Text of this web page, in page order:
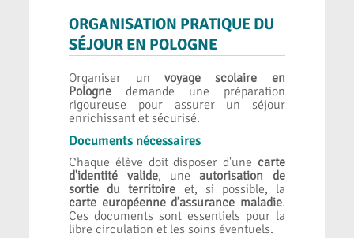
ORGANISATION PRATIQUE DU
SÉJOUR EN POLOGNE
Organiser un voyage scolaire en
Pologne demande une préparation
rigoureuse pour assurer un séjour
enrichissant et sécurisé.
Documents nécessaires
Chaque élève doit disposer d'une carte
d'identité valide, une autorisation de
sortie du territoire et, si possible, la
carte européenne d’assurance maladie.
Ces documents sont essentiels pour la
libre circulation et les soins éventuels.